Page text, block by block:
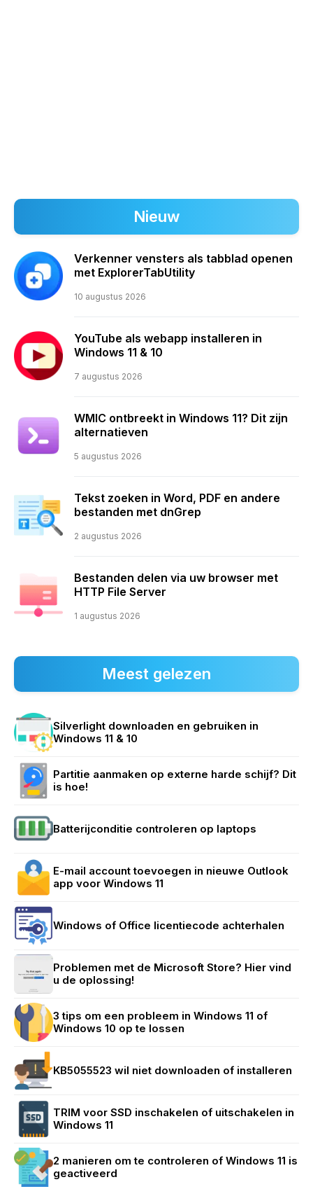
Nieuw
Verkenner vensters als tabblad openen
met ExplorerTabUtility
10 augustus 2026
YouTube als webapp installeren in
Windows 11 & 10
7 augustus 2026
WMIC ontbreekt in Windows 11? Dit zijn
alternatieven
5 augustus 2026
Tekst zoeken in Word, PDF en andere
bestanden met dnGrep
2 augustus 2026
Bestanden delen via uw browser met
HTTP File Server
1 augustus 2026
Meest gelezen
Silverlight downloaden en gebruiken in
Windows 11 & 10
Partitie aanmaken op externe harde schijf? Dit
is hoe!
Batterijconditie controleren op laptops
E-mail account toevoegen in nieuwe Outlook
app voor Windows 11
Windows of Office licentiecode achterhalen
Problemen met de Microsoft Store? Hier vind
u de oplossing!
3 tips om een probleem in Windows 11 of
Windows 10 op te lossen
KB5055523 wil niet downloaden of installeren
TRIM voor SSD inschakelen of uitschakelen in
Windows 11
2 manieren om te controleren of Windows 11 is
geactiveerd